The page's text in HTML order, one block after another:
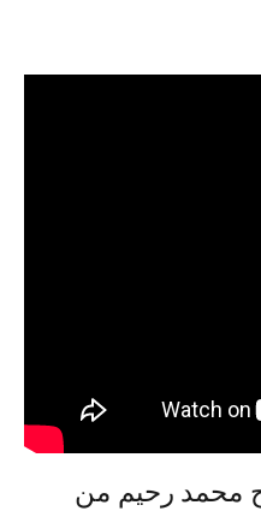
محمد رحيم من